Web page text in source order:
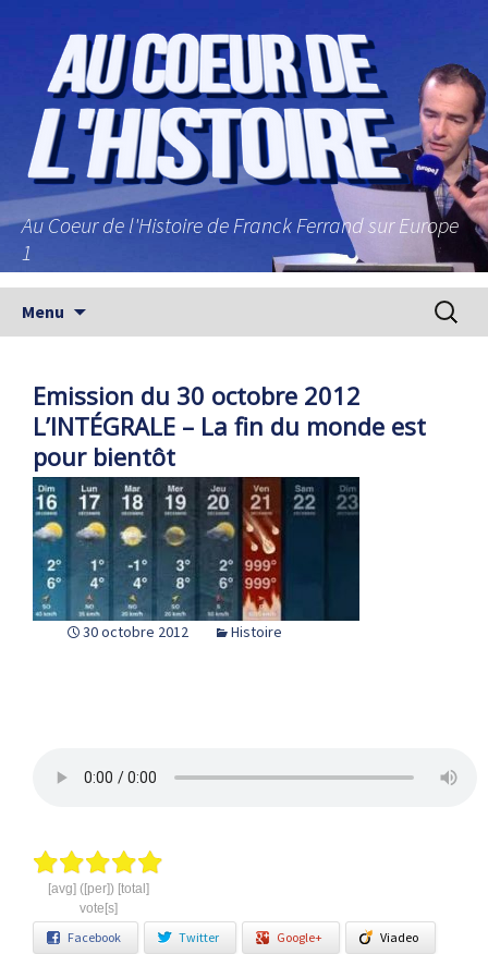
Au Coeur de l'Histoire de Franck Ferrand sur Europe
1
Menu
Emission du 30 octobre 2012
L’INTÉGRALE – La fin du monde est
pour bientôt
30 octobre 2012 Histoire
[avg] ([per]) [total]
vote[s]
Facebook Twitter Google+ Viadeo